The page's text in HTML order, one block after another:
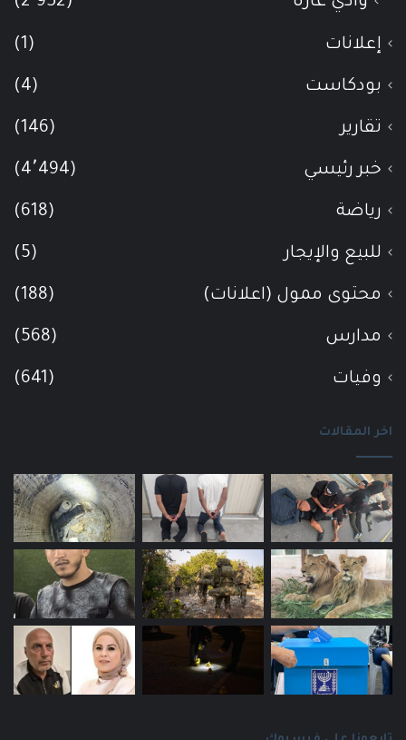
إعلانات (1)
بودكاست (4)
تقارير (146)
خبر رئيسي (4٬494)
رياضة (618)
للبيع والإيجار (5)
محتوى ممول (اعلانات) (188)
مدارس (568)
وفيات (641)
اخر المقالات